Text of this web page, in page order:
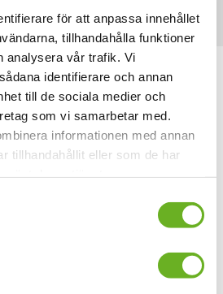
för att anpassa innehållet
tillhandahålla funktioner
analysera vår trafik. Vi
identifierare och annan
till de sociala medier och
som vi samarbetar med.
informationen med annan
tillhandahållit eller som de har